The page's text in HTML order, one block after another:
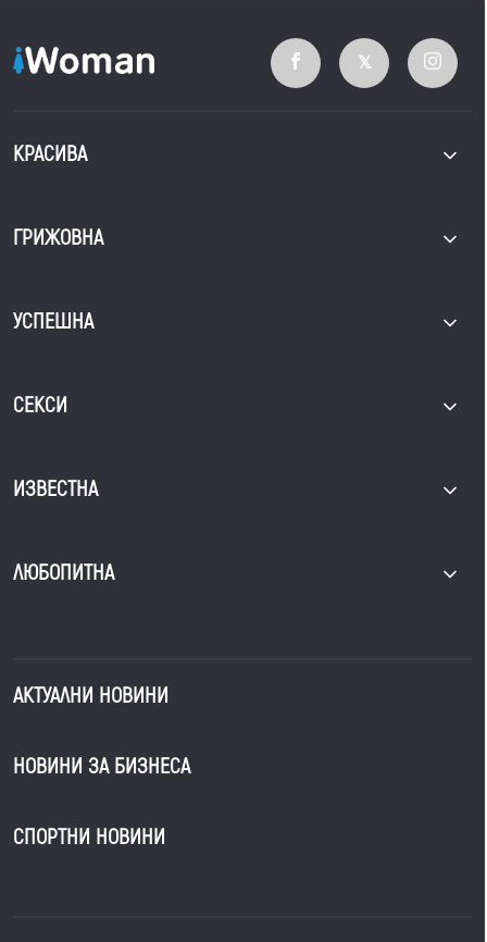
КРАСИВА
ГРИЖОВНА
УСПЕШНА
СЕКСИ
ИЗВЕСТНА
ЛЮБОПИТНА
АКТУАЛНИ НОВИНИ
НОВИНИ ЗА БИЗНЕСА
СПОРТНИ НОВИНИ